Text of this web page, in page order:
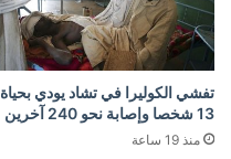
تفشي الكوليرا في تشاد يودي بحياة
13 شخصا وإصابة نحو 240 آخرين
منذ 19 ساعة